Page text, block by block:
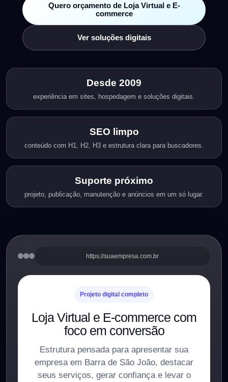
Quero orçamento de Loja Virtual e E-
commerce
Ver soluções digitais
Desde 2009
experiência em sites, hospedagem e soluções digitais.
SEO limpo
conteúdo com H1, H2, H3 e estrutura clara para buscadores.
Suporte próximo
projeto, publicação, manutenção e anúncios em um só lugar.
https://suaempresa.com.br
Projeto digital completo
Loja Virtual e E-commerce com
foco em conversão
Estrutura pensada para apresentar sua
empresa em Barra de São João, destacar
seus serviços, gerar confiança e levar o